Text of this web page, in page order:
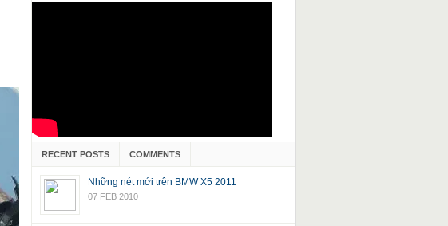
RECENT POSTS COMMENTS
Những nét mới trên BMW X5 2011
07 FEB 2010